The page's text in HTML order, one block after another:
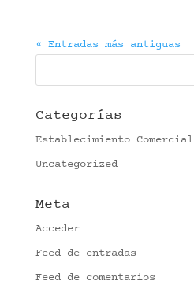
« Entradas más antiguas
Categorías
Establecimiento Comercial
Uncategorized
Meta
Acceder
Feed de entradas
Feed de comentarios